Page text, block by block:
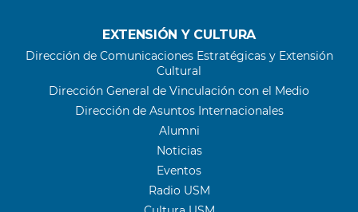
EXTENSIÓN Y CULTURA
Dirección de Comunicaciones Estratégicas y Extensión
Cultural
Dirección General de Vinculación con el Medio
Dirección de Asuntos Internacionales
Alumni
Noticias
Eventos
Radio USM